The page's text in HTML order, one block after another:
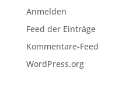
Anmelden
Feed der Einträge
Kommentare-Feed
WordPress.org